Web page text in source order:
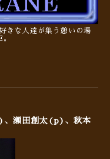
きな人達が集う憩いの場
瀬田創太(p)、秋本